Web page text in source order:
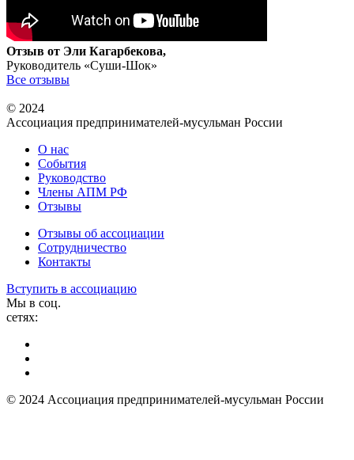
Отзыв от Эли Кагарбекова,
Руководитель «Суши-Шок»
Все отзывы
© 2024
Ассоциация предпринимателей-мусульман России
О нас
События
Руководство
Члены АПМ РФ
Отзывы
Отзывы об ассоциации
Сотрудничество
Контакты
Вступить в ассоциацию
Мы в соц.
сетях:
© 2024 Ассоциация предпринимателей-мусульман России